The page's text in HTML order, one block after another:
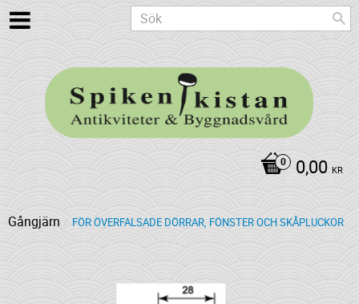
0,00 KR
Gångjärn FÖR ÖVERFALSADE DÖRRAR, FÖNSTER OCH SKÅPLUCKOR